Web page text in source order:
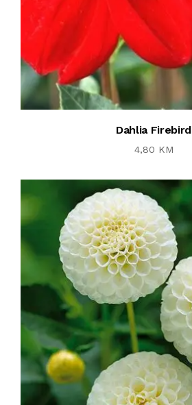
Dahlia Firebird
4,80 KM